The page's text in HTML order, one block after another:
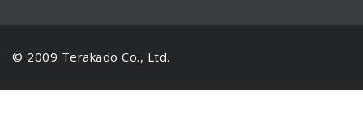
© 2009 Terakado Co., Ltd.